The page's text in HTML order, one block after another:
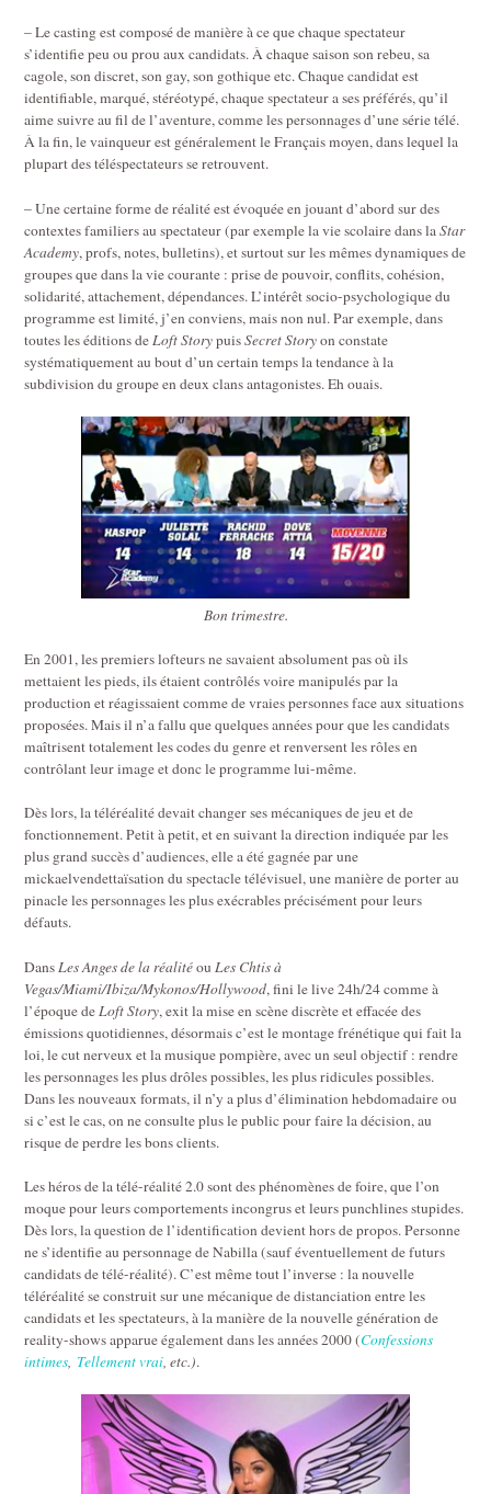
– Le casting est composé de manière à ce que chaque spectateur
s’identifie peu ou prou aux candidats. À chaque saison son rebeu, sa
cagole, son discret, son gay, son gothique etc. Chaque candidat est
identifiable, marqué, stéréotypé, chaque spectateur a ses préférés, qu’il
aime suivre au fil de l’aventure, comme les personnages d’une série télé.
À la fin, le vainqueur est généralement le Français moyen, dans lequel la
plupart des téléspectateurs se retrouvent.
– Une certaine forme de réalité est évoquée en jouant d’abord sur des
contextes familiers au spectateur (par exemple la vie scolaire dans laStar
Academy, profs, notes, bulletins), et surtout sur les mêmes dynamiques de
groupes que dans la vie courante : prise de pouvoir, conflits, cohésion,
solidarité, attachement, dépendances. L’intérêt socio-psychologique du
programme est limité, j’en conviens, mais non nul. Par exemple, dans
toutes les éditions deLoft StorypuisSecret Storyon constate
systématiquement au bout d’un certain temps la tendance à la
subdivision du groupe en deux clans antagonistes. Eh ouais.
Bon trimestre.
En 2001, les premiers lofteurs ne savaient absolument pas où ils
mettaient les pieds, ils étaient contrôlés voire manipulés par la
production et réagissaient comme de vraies personnes face aux situations
proposées. Mais il n’a fallu que quelques années pour que les candidats
maîtrisent totalement les codes du genre et renversent les rôles en
contrôlant leur image et donc le programme lui-même.
Dès lors, la téléréalité devait changer ses mécaniques de jeu et de
fonctionnement. Petit à petit, et en suivant la direction indiquée par les
plus grand succès d’audiences, elle a été gagnée par une
mickaelvendettaïsation du spectacle télévisuel, une manière de porter au
pinacle les personnages les plus exécrables précisément pour leurs
défauts.
DansLes Anges de la réalitéouLes Chtis à
Vegas/Miami/Ibiza/Mykonos/Hollywood, fini le live 24h/24 comme à
l’époque deLoft Story, exit la mise en scène discrète et effacée des
émissions quotidiennes, désormais c’est le montage frénétique qui fait la
loi, le cut nerveux et la musique pompière, avec un seul objectif : rendre
les personnages les plus drôles possibles, les plus ridicules possibles.
Dans les nouveaux formats, il n’y a plus d’élimination hebdomadaire ou
si c’est le cas, on ne consulte plus le public pour faire la décision, au
risque de perdre les bons clients.
Les héros de la télé-réalité 2.0 sont des phénomènes de foire, que l’on
moque pour leurs comportements incongrus et leurs punchlines stupides.
Dès lors, la question de l’identification devient hors de propos. Personne
ne s’identifie au personnage de Nabilla (sauf éventuellement de futurs
candidats de télé-réalité). C’est même tout l’inverse : la nouvelle
téléréalité se construit sur une mécanique de distanciation entre les
candidats et les spectateurs, à la manière de la nouvelle génération de
reality-shows apparue également dans les années 2000 (Confessions
intimes, Tellement vrai, etc.).